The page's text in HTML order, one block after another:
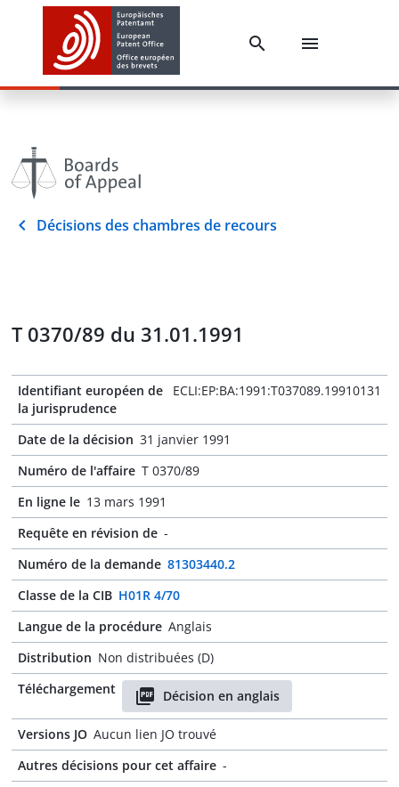
Décisions des chambres de recours
T 0370/89 du 31.01.1991
Identifiant européen de
la jurisprudence
ECLI:EP:BA:1991:T037089.19910131
Date de la décision 31 janvier 1991
Numéro de l'affaire T 0370/89
En ligne le 13 mars 1991
Requête en révision de -
Numéro de la demande 81303440.2
Classe de la CIB H01R 4/70
Langue de la procédure Anglais
Distribution Non distribuées (D)
Téléchargement
Décision en anglais
Versions JO Aucun lien JO trouvé
Autres décisions pour cet affaire -